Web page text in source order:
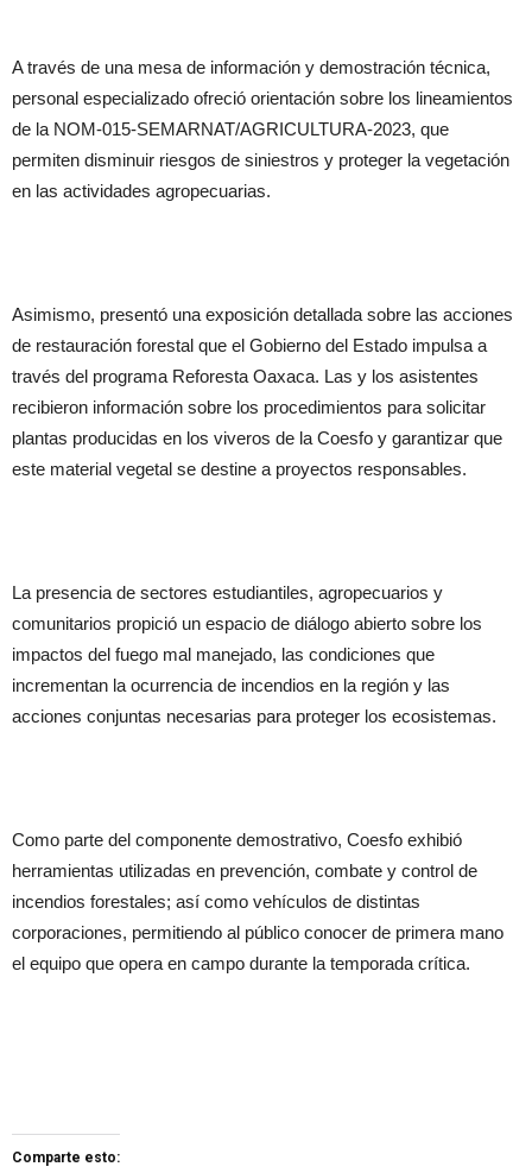
A través de una mesa de información y demostración técnica,
personal especializado ofreció orientación sobre los lineamientos
de la NOM-015-SEMARNAT/AGRICULTURA-2023, que
permiten disminuir riesgos de siniestros y proteger la vegetación
en las actividades agropecuarias.
Asimismo, presentó una exposición detallada sobre las acciones
de restauración forestal que el Gobierno del Estado impulsa a
través del programa Reforesta Oaxaca. Las y los asistentes
recibieron información sobre los procedimientos para solicitar
plantas producidas en los viveros de la Coesfo y garantizar que
este material vegetal se destine a proyectos responsables.
La presencia de sectores estudiantiles, agropecuarios y
comunitarios propició un espacio de diálogo abierto sobre los
impactos del fuego mal manejado, las condiciones que
incrementan la ocurrencia de incendios en la región y las
acciones conjuntas necesarias para proteger los ecosistemas.
Como parte del componente demostrativo, Coesfo exhibió
herramientas utilizadas en prevención, combate y control de
incendios forestales; así como vehículos de distintas
corporaciones, permitiendo al público conocer de primera mano
el equipo que opera en campo durante la temporada crítica.
Comparte esto: